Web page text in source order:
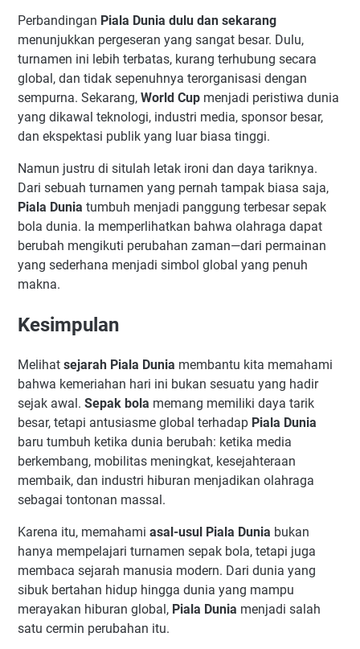
Perbandingan Piala Dunia dulu dan sekarang
menunjukkan pergeseran yang sangat besar. Dulu,
turnamen ini lebih terbatas, kurang terhubung secara
global, dan tidak sepenuhnya terorganisasi dengan
sempurna. Sekarang, World Cup menjadi peristiwa dunia
yang dikawal teknologi, industri media, sponsor besar,
dan ekspektasi publik yang luar biasa tinggi.
Namun justru di situlah letak ironi dan daya tariknya.
Dari sebuah turnamen yang pernah tampak biasa saja,
Piala Dunia tumbuh menjadi panggung terbesar sepak
bola dunia. Ia memperlihatkan bahwa olahraga dapat
berubah mengikuti perubahan zaman—dari permainan
yang sederhana menjadi simbol global yang penuh
makna.
Kesimpulan
Melihat sejarah Piala Dunia membantu kita memahami
bahwa kemeriahan hari ini bukan sesuatu yang hadir
sejak awal. Sepak bola memang memiliki daya tarik
besar, tetapi antusiasme global terhadap Piala Dunia
baru tumbuh ketika dunia berubah: ketika media
berkembang, mobilitas meningkat, kesejahteraan
membaik, dan industri hiburan menjadikan olahraga
sebagai tontonan massal.
Karena itu, memahami asal-usul Piala Dunia bukan
hanya mempelajari turnamen sepak bola, tetapi juga
membaca sejarah manusia modern. Dari dunia yang
sibuk bertahan hidup hingga dunia yang mampu
merayakan hiburan global, Piala Dunia menjadi salah
satu cermin perubahan itu.